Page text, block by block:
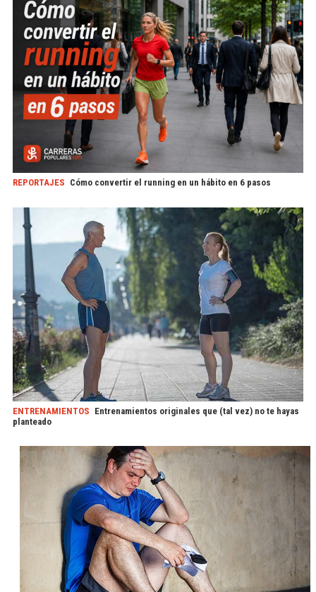
REPORTAJES Cómo convertir el running en un hábito en 6 pasos
ENTRENAMIENTOS Entrenamientos originales que (tal vez) no te hayas
planteado